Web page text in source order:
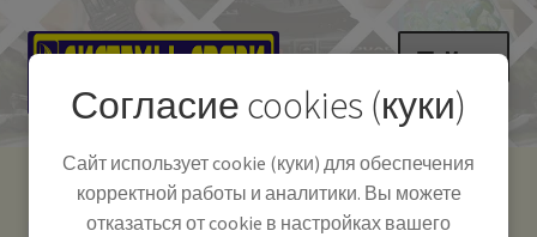
Перейти
навигации
Перейти
содержимому
Меню
Согласие cookies (куки)
Сайт использует cookie (куки) для обеспечения
корректной работы и аналитики. Вы можете
отказаться от cookie в настройках вашего